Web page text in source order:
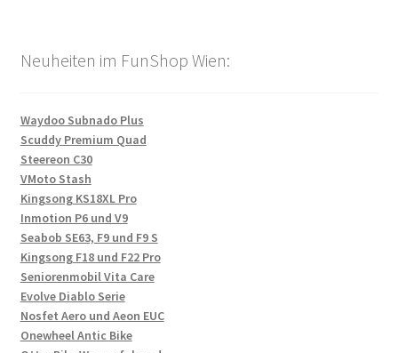
Neuheiten im FunShop Wien:
Waydoo Subnado Plus
Scuddy Premium Quad
Steereon C30
VMoto Stash
Kingsong KS18XL Pro
Inmotion P6 und V9
Seabob SE63, F9 und F9 S
Kingsong F18 und F22 Pro
Seniorenmobil Vita Care
Evolve Diablo Serie
Nosfet Aero und Aeon EUC
Onewheel Antic Bike